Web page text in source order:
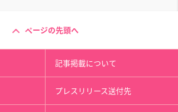
ページの先頭へ
記事掲載について
プレスリリース送付先